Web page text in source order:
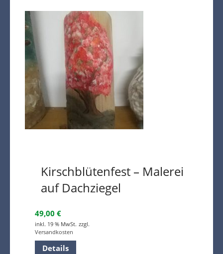
Kirschblütenfest – Malerei
auf Dachziegel
49,00 €
inkl. 19 % MwSt. zzgl.
Versandkosten
Details